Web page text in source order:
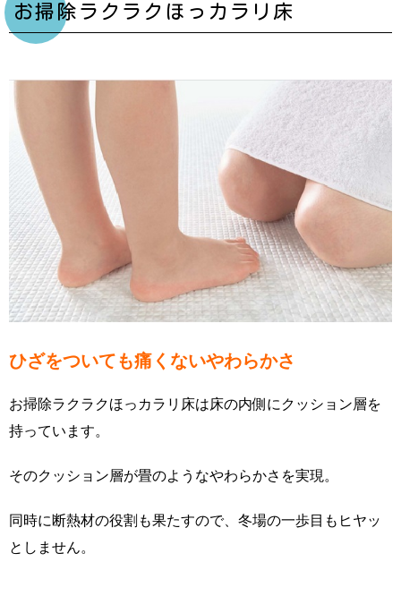
お掃除ラクラクほっカラリ床
ひざをついても痛くないやわらかさ
お掃除ラクラクほっカラリ床は床の内側にクッション層を
持っています。
そのクッション層が畳のようなやわらかさを実現。
同時に断熱材の役割も果たすので、冬場の一歩目もヒヤッ
としません。